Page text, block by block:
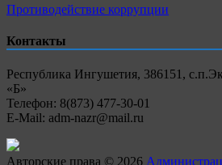
Противодействие коррупции
Контакты
Республика Ингушетия, 386151,
«Б»
Телефон: 8(873) 477-30-01
E-Mail: adm-nazr@mail.ru
Авторские права © 2026